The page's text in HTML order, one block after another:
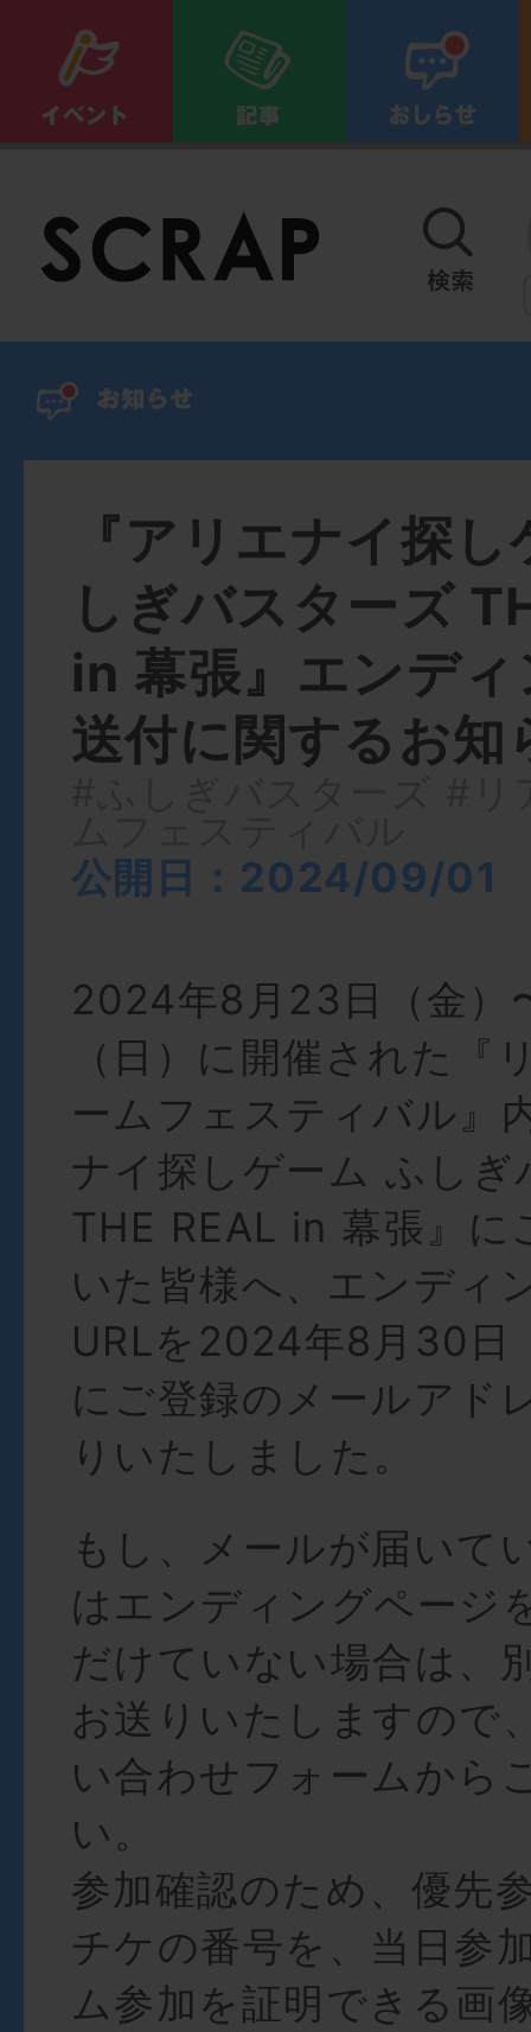
『アリエナイ探
しぎバスターズ
in 幕張』エンデ
送付に関するお知
公開日：2024/09/01
2024年8月23日（金）
（日）に開催された『
ームフェスティバル』
ナイ探しゲーム ふしぎ
THE REAL in 幕張』に
いた皆様へ、エンディ
URLを2024年8月30日
にご登録のメールアド
りいたしました。
もし、メールが届いて
はエンディングページ
だけていない場合は、
お送りいたしますので
い合わせフォームから
い。
参加確認のため、優先
チケの番号を、当日参
ム参加を証明できる画